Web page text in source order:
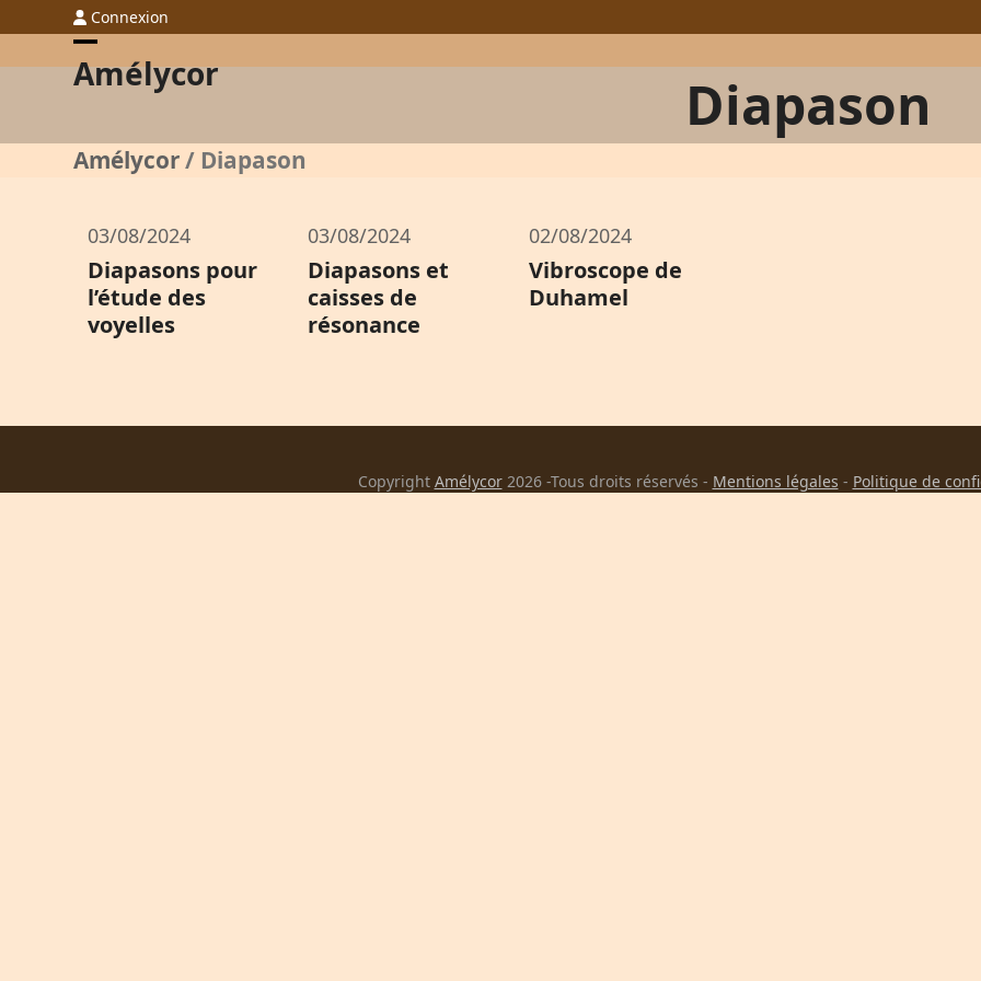
to
content
Connexion
Amélycor
Open
menu
Close
menu
Diapason
Amélycor/ Diapason
03/08/2024
Diapasons pour
l’étude des
voyelles
03/08/2024
Diapasons et
caisses de
résonance
02/08/2024
Vibroscope de
Duhamel
Copyright Amélycor2026 -Tous droits réservés - Mentions légales - Politique de